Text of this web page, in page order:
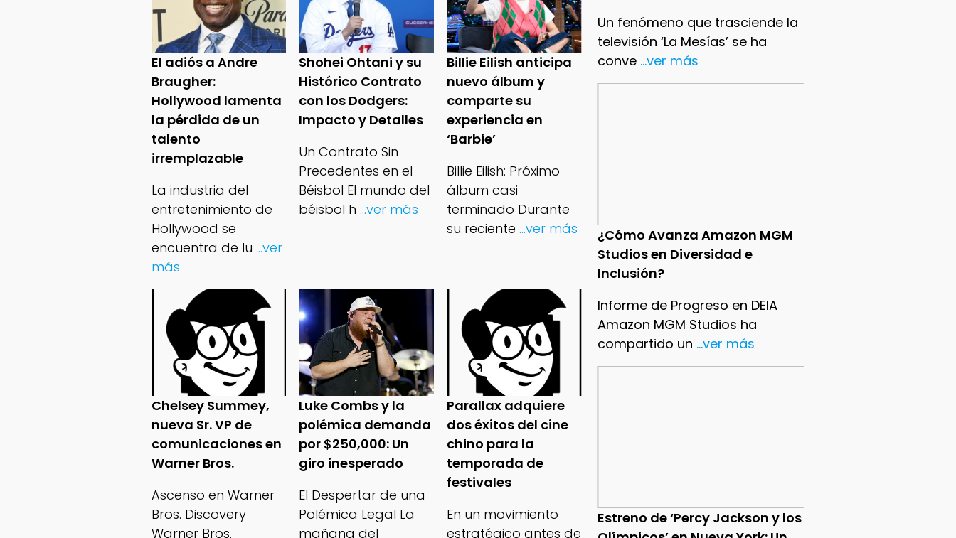
Un fenómeno que trasciende la
televisión ‘La Mesías’ se ha
conve ...ver más
¿Cómo Avanza Amazon MGM
Studios en Diversidad e
Inclusión?
Informe de Progreso en DEIA
Amazon MGM Studios ha
compartido un ...ver más
Estreno de ‘Percy Jackson y los
El adiós a Andre
Braugher:
Hollywood lamenta
la pérdida de un
talento
irremplazable
La industria del
entretenimiento de
Hollywood se
encuentra de lu ...ver
más
Shohei Ohtani y su
Histórico Contrato
con los Dodgers:
Impacto y Detalles
Un Contrato Sin
Precedentes en el
Béisbol El mundo del
béisbol h ...ver más
Billie Eilish anticipa
nuevo álbum y
comparte su
experiencia en
‘Barbie’
Billie Eilish: Próximo
álbum casi
terminado Durante
su reciente...ver más
Chelsey Summey,
nueva Sr. VP de
comunicaciones en
Warner Bros.
Ascenso en Warner
Bros. Discovery
Warner Bros.
Luke Combs y la
polémica demanda
por $250,000: Un
giro inesperado
El Despertar de una
Polémica Legal La
mañana del
Parallax adquiere
dos éxitos del cine
chino para la
temporada de
festivales
En un movimiento
estratégico antes de